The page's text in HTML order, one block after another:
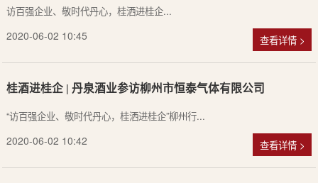
访百强企业、敬时代丹心，桂洒进桂企...
2020-06-02 10:45 查看详情 >
桂酒进桂企 | 丹泉酒业参访柳州市恒泰气体有限公司
“访百强企业、敬时代丹心，桂洒进桂企”柳州行...
2020-06-02 10:42 查看详情 >